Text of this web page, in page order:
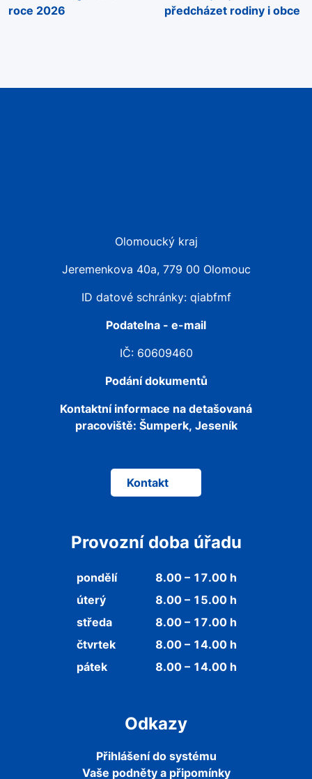
roce 2026
předcházet rodiny i obce
Olomoucký kraj
Jeremenkova 40a, 779 00 Olomouc
ID datové schránky: qiabfmf
Podatelna - e-mail
IČ: 60609460
Podání dokumentů
Kontaktní informace na detašovaná
pracoviště: Šumperk, Jeseník
Kontakt
Provozní doba úřadu
pondělí
8.00 – 17.00 h
úterý
8.00 – 15.00 h
středa
8.00 – 17.00 h
čtvrtek
8.00 – 14.00 h
pátek
8.00 – 14.00 h
Odkazy
Přihlášení do systému
Vaše podněty a připomínky